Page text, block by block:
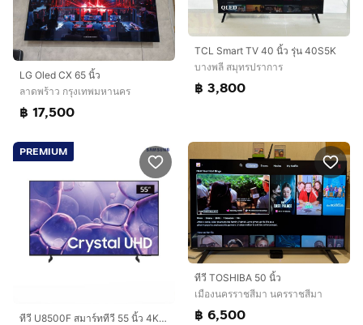
LG Oled CX 65 นิ้ว
ลาดพร้าว กรุงเทพมหานคร
฿ 17,500
TCL Smart TV 40 นิ้ว รุ่น 40S5K
บางพลี สมุทรปราการ
฿ 3,800
PREMIUM
ทีวี U8500F สมาร์ททีวี 55 นิ้ว 4K Crystal UHD LED รุ่น UA55U8500FKXXT ปี 2025
ทีวี TOSHIBA 50 นิ้ว
เมืองนครราชสีมา นครราชสีมา
฿ 6,500